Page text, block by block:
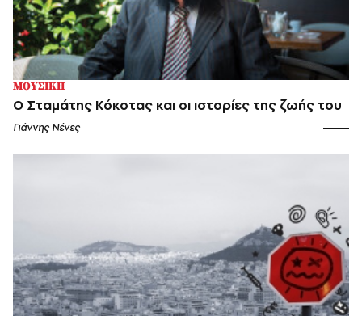
ΜΟΥΣΙΚΗ
O Σταμάτης Κόκοτας και οι ιστορίες της ζωής του
Γιάννης Νένες